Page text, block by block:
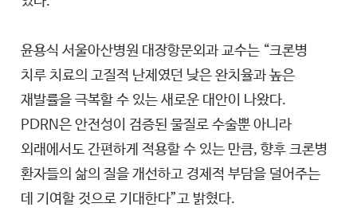
윤용식 서울아산병원 대장항문외과 교수는 “크론병
치루 치료의 고질적 난제였던 낮은 완치율과 높은
재발률을 극복할 수 있는 새로운 대안이 나왔다.
PDRN은 안전성이 검증된 물질로 수술뿐 아니라
외래에서도 간편하게 적용할 수 있는 만큼, 향후 크론병
환자들의 삶의 질을 개선하고 경제적 부담을 덜어주는
데 기여할 것으로 기대한다”고 밝혔다.